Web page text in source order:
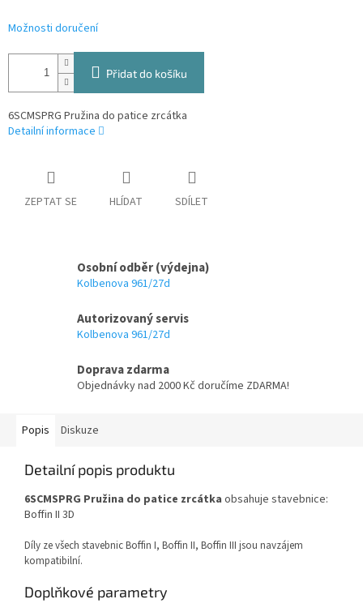
Možnosti doručení
Přidat do košíku
6SCMSPRG Pružina do patice zrcátka
Detailní informace
ZEPTAT SE HLÍDAT SDÍLET
Osobní odběr (výdejna)
Kolbenova 961/27d
Autorizovaný servis
Kolbenova 961/27d
Doprava zdarma
Objednávky nad 2000 Kč doručíme ZDARMA!
Popis Diskuze
Detailní popis produktu
6SCMSPRG Pružina do patice zrcátka obsahuje stavebnice:
Boffin II 3D
Díly ze všech stavebnic Boffin I, Boffin II, Boffin III jsou navzájem
kompatibilní.
Doplňkové parametry